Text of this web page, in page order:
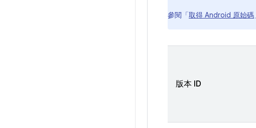
參閱「取得 Android 原始碼
版本 ID